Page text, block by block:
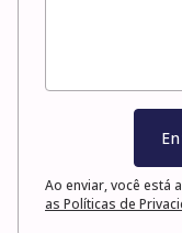
Ao enviar, você está
as Políticas de